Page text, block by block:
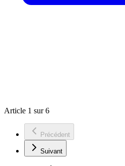
Article 1 sur 6
Précédent
Suivant